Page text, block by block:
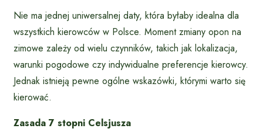
Nie ma jednej uniwersalnej daty, która byłaby idealna dla
wszystkich kierowców w Polsce. Moment zmiany opon na
zimowe zależy od wielu czynników, takich jak lokalizacja,
warunki pogodowe czy indywidualne preferencje kierowcy.
Jednak istnieją pewne ogólne wskazówki, którymi warto się
kierować.
Zasada 7 stopni Celsjusza